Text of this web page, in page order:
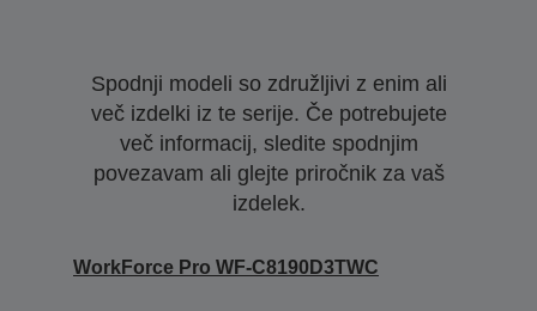
Spodnji modeli so združljivi z enim ali
več izdelki iz te serije. Če potrebujete
več informacij, sledite spodnjim
povezavam ali glejte priročnik za vaš
izdelek.
WorkForce Pro WF-C8190D3TWC